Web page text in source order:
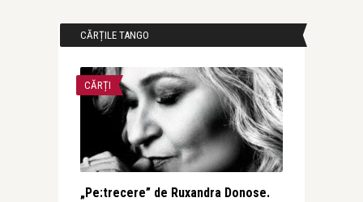
CĂRȚILE TANGO
CĂRȚI
„Pe:trecere” de Ruxandra Donose.